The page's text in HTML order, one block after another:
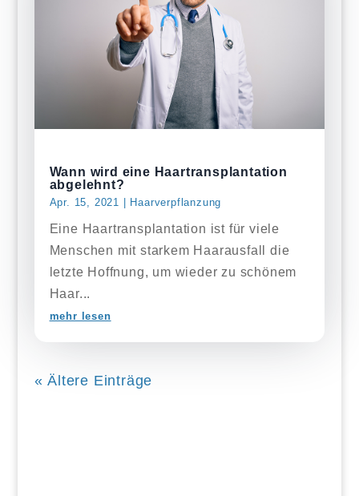
Wann wird eine Haartransplantation
abgelehnt?
Apr. 15, 2021 | Haarverpflanzung
Eine Haartransplantation ist für viele
Menschen mit starkem Haarausfall die
letzte Hoffnung, um wieder zu schönem
Haar...
mehr lesen
« Ältere Einträge